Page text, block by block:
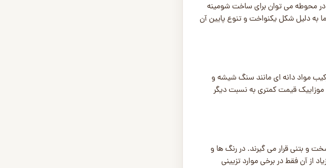
در محوطه می توان برای ساخت شومینه
به دلیل شکل یکنواخت و تنوع پایین آن
مواد دانه ای مانند سنگ شیشه و
قیمت کمتری به نسبت دیگر
و بتنی قرار می گیرند. در رنگ ها و
از آن فقط در برخی موارد تزیینی